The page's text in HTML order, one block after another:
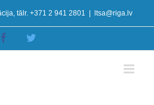
tālr. +371 2 941 2801 ltsa@riga.lv
Facebook